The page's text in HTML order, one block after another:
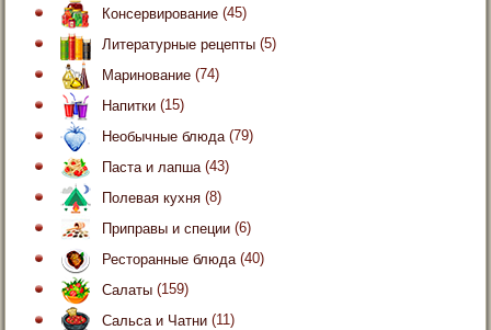
Консервирование (45)
Литературные рецепты (5)
Маринование (74)
Напитки (15)
Необычные блюда (79)
Паста и лапша (43)
Полевая кухня (8)
Приправы и специи (6)
Ресторанные блюда (40)
Салаты (159)
Сальса и Чатни (11)